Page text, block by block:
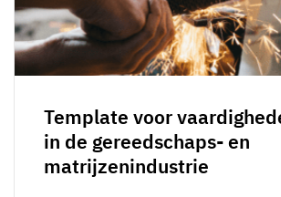
Template voor
in de gereedschaps- en
matrijzenindustrie